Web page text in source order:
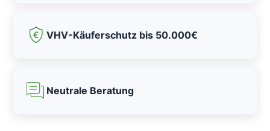
VHV-Käuferschutz bis 50.000€
Neutrale Beratung